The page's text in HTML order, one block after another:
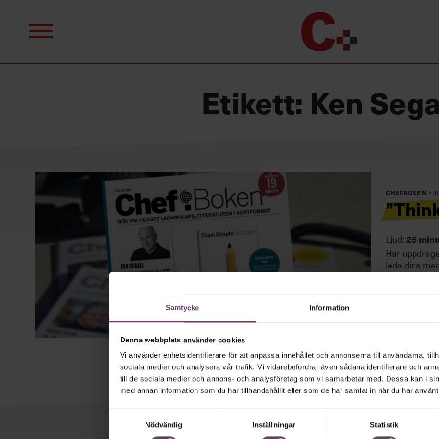
Samtycke Information
Denna webbplats använder cookies
Vi använder enhetsidentifierare för att anpassa innehållet och annonserna till användarna,
sociala medier och analysera vår trafik. Vi vidarebefordrar även sådana identifierare och
till de sociala medier och annons- och analysföretag som vi samarbetar med. Dessa kan i
med annan information som du har tillhandahållit eller som de har samlat in när du har
Nödvändig
Inställningar Statistik
Chefakademin+
Lyft ditt ledarskap med C+
Verktyg i vardagen
Ledarskapsbiblioteket
Ledarskapstest
Etikett: Ken
Chefboken ·
Ljud: 25
Har
leda dina
förenkling
ert